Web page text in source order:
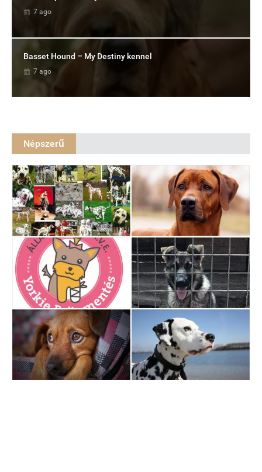
7 ago
Basset Hound – My Destiny kennel
7 ago
Népszerű